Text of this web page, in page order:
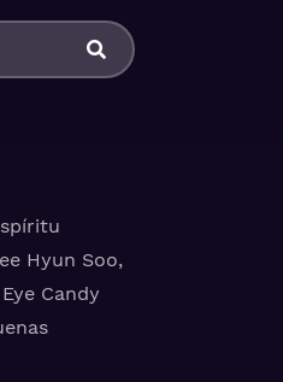
Hyun Soo,
Candy
que